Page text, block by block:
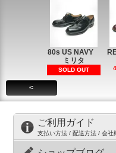
80s US NAVY
ミリタ
SOLD OUT
<
ご利用ガイド
支払い方法 / 配送方法 / 会社